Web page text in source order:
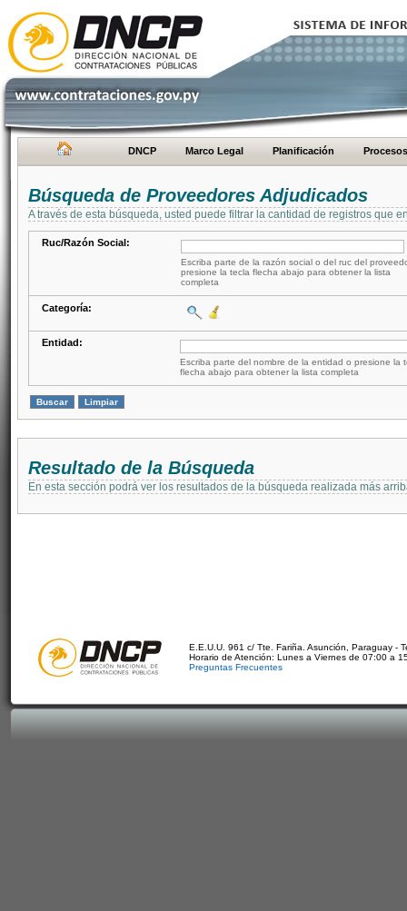
DNCP Marco Legal Planificación Procesos
Búsqueda de Proveedores Adjudicados
A través de esta búsqueda, usted puede filtrar la cantidad de registros que
Ruc/Razón Social:
Escriba parte de la razón social o del ruc del
presione la tecla flecha abajo para obtener la lista
completa
Categoría:
Entidad:
Escriba parte del nombre de la entidad o presione la
flecha abajo para obtener la lista completa
Resultado de la Búsqueda
En esta sección podrá ver los resultados de la búsqueda realizada más
E.E.U.U. 961 c/ Tte. Fariña. Asunción, Paraguay -
Horario de Atención: Lunes a Viernes de 07:00 a
Preguntas Frecuentes